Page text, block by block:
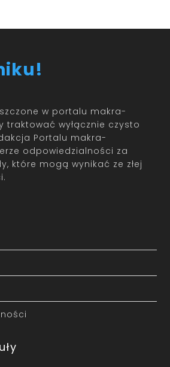
w portalu makra-
traktować wyłącznie czysto
Portalu makra-
odpowiedzialności za
które mogą wynikać ze złej